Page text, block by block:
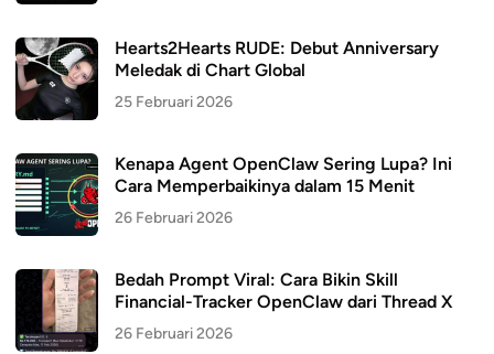
Hearts2Hearts RUDE: Debut Anniversary
Meledak di Chart Global
25 Februari 2026
Kenapa Agent OpenClaw Sering Lupa? Ini
Cara Memperbaikinya dalam 15 Menit
26 Februari 2026
Bedah Prompt Viral: Cara Bikin Skill
Financial-Tracker OpenClaw dari Thread X
26 Februari 2026